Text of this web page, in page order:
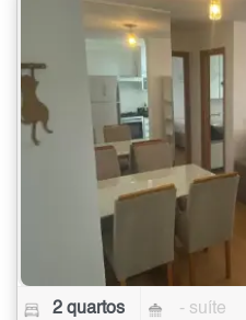
2 quartos - suíte